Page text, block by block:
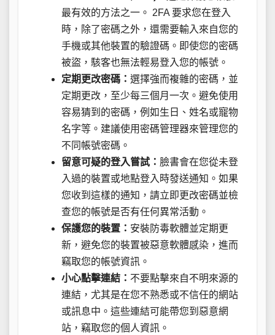
最有效的方法之一。 2FA 要求您在登入
時，除了密碼之外，還需要輸入來自您的
手機或其他裝置的驗證碼。即使您的密碼
被盜，駭客也無法輕易登入您的帳號。
定期更改密碼： 選擇強而複雜的密碼，並
定期更改，至少每三個月一次。避免使用
容易猜到的密碼，例如生日、姓名或寵物
名字等。建議使用密碼管理器來管理您的
不同帳號密碼。
留意可疑的登入嘗試： 臉書會在您從未登
入過的裝置或地點登入時發送通知。如果
您收到這樣的通知，請立即更改密碼並檢
查您的帳號是否有任何異常活動。
保護您的裝置： 安裝防毒軟體並定期更
新，避免您的裝置被惡意軟體感染，進而
竊取您的帳號資訊。
小心點擊連結： 不要點擊來自不明來源的
連結，尤其是在您不熟悉或不信任的網站
或訊息中。這些連結可能帶您到惡意網
站，竊取您的個人資訊。